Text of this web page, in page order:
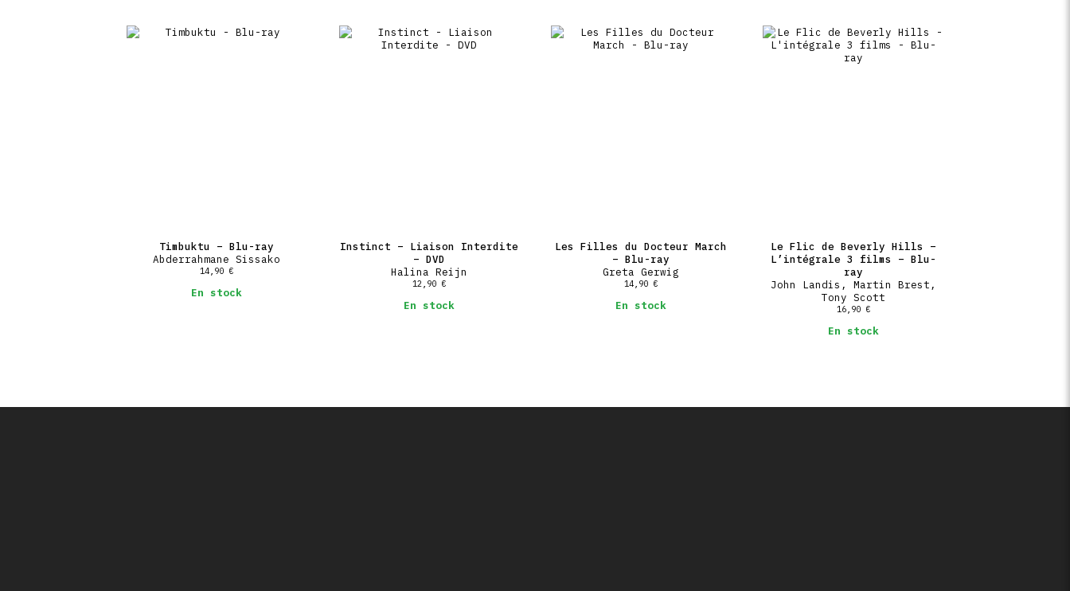
Timbuktu – Blu-ray
Abderrahmane Sissako
14,90 €
En stock
Instinct – Liaison Interdite
– DVD
Halina Reijn
12,90 €
En stock
Les Filles du Docteur March
– Blu-ray
Greta Gerwig
14,90 €
En stock
Le Flic de Beverly Hills –
L’intégrale 3 films – Blu-
ray
John Landis, Martin Brest,
Tony Scott
16,90 €
En stock